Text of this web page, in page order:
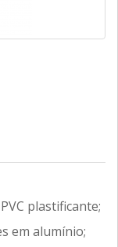
plastificante;
em alumínio;